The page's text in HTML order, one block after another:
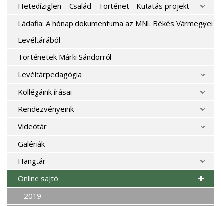
Hetedíziglen – Család - Történet - Kutatás projekt
Ládafia: A hónap dokumentuma az MNL Békés Vármegyei
Levéltárából
Történetek Márki Sándorról
Levéltárpedagógia
Kollégáink írásai
Rendezvényeink
Videótár
Galériák
Hangtár
Online sajtó
2019